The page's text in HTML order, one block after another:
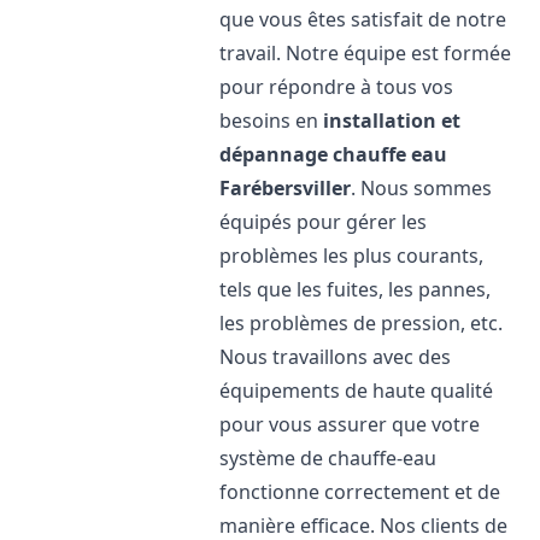
que vous êtes satisfait de notre
travail. Notre équipe est formée
pour répondre à tous vos
besoins en installation et
dépannage chauffe eau
Farébersviller. Nous sommes
équipés pour gérer les
problèmes les plus courants,
tels que les fuites, les pannes,
les problèmes de pression, etc.
Nous travaillons avec des
équipements de haute qualité
pour vous assurer que votre
système de chauffe-eau
fonctionne correctement et de
manière efficace. Nos clients de